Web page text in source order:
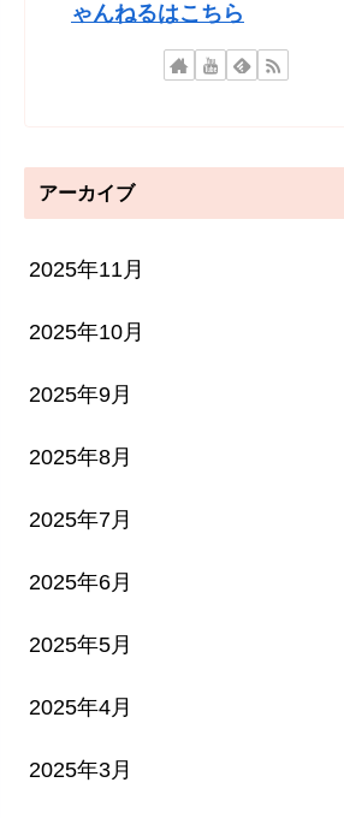
ゃんねるはこちら
アーカイブ
2025年11月
2025年10月
2025年9月
2025年8月
2025年7月
2025年6月
2025年5月
2025年4月
2025年3月